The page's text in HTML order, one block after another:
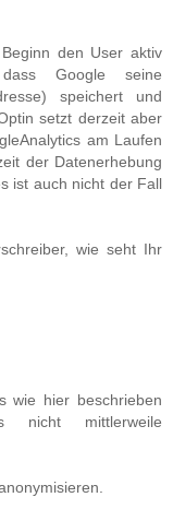
den User aktiv
Google seine
speichert und
setzt derzeit aber
am Laufen
der Datenerhebung
ist auch nicht der Fall
wie seht Ihr
wie hier beschrieben
nicht mittlerweile